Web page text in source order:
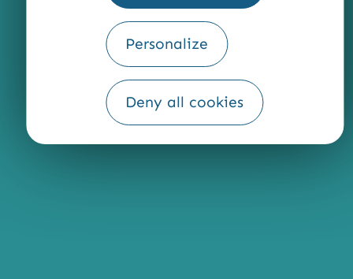
Personalize
Deny all cookies
Fourni par
Traduction